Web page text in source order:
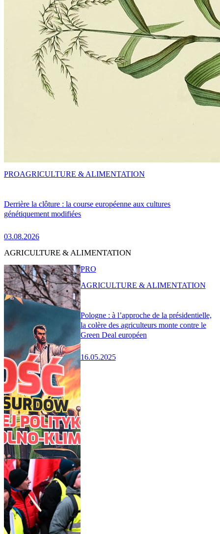
Derrière la clôture : la course européenne aux cultures
génétiquement modifiées
03.08.2026
PROAGRICULTURE & ALIMENTATION
AGRICULTURE & ALIMENTATION
Pologne : à l’approche de la présidentielle,
la colère des agriculteurs monte contre le
Green Deal européen
16.05.2025
PRO
AGRICULTURE & ALIMENTATION